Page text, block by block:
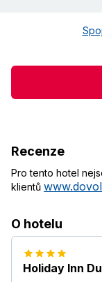
Recenze
Pro tento hotel
klientů
O hotelu
Holiday Inn